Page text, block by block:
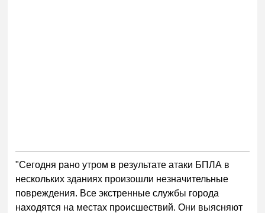
"Сегодня рано утром в результате атаки БПЛА в
нескольких зданиях произошли незначительные
повреждения. Все экстренные службы города
находятся на местах происшествий. Они выясняют